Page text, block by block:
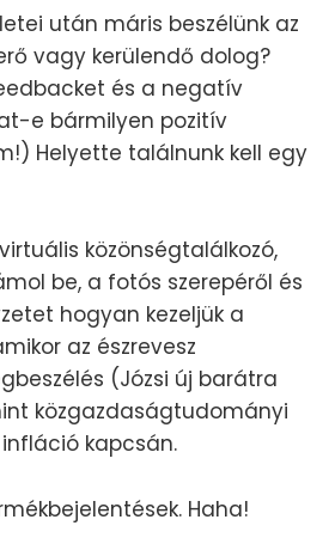
után máris beszélünk az
vagy kerülendő dolog?
és a negatív
e bármilyen pozitív
Helyette találnunk kell egy
közönségtalálkozó,
be, a fotós szerepéről és
hogyan kezeljük a
az észrevesz
(Józsi új barátra
közgazdaságtudományi
kapcsán.
Haha!